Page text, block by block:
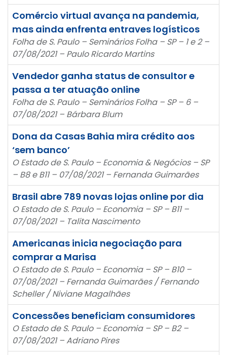
Comércio virtual avança na pandemia,
mas ainda enfrenta entraves logísticos
Folha de S. Paulo – Seminários Folha – SP – 1 e 2 –
07/08/2021 – Paulo Ricardo Martins
Vendedor ganha status de consultor e
passa a ter atuação online
Folha de S. Paulo – Seminários Folha – SP – 6 –
07/08/2021 – Bárbara Blum
Dona da Casas Bahia mira crédito aos
‘sem banco’
O Estado de S. Paulo – Economia & Negócios – SP
– B8 e B11 – 07/08/2021 – Fernanda Guimarães
Brasil abre 789 novas lojas online por dia
O Estado de S. Paulo – Economia – SP – B11 –
07/08/2021 – Talita Nascimento
Americanas inicia negociação para
comprar a Marisa
O Estado de S. Paulo – Economia – SP – B10 –
07/08/2021 – Fernanda Guimarães / Fernando
Scheller / Niviane Magalhães
Concessões beneficiam consumidores
O Estado de S. Paulo – Economia – SP – B2 –
07/08/2021 – Adriano Pires